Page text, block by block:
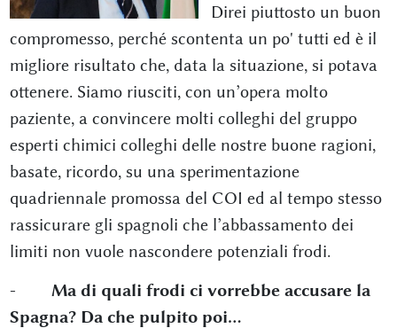
Direi piuttosto un buon
compromesso, perché scontenta un po' tutti ed è il
migliore risultato che, data la situazione, si potava
ottenere. Siamo riusciti, con un’opera molto
paziente, a convincere molti colleghi del gruppo
esperti chimici colleghi delle nostre buone ragioni,
basate, ricordo, su una sperimentazione
quadriennale promossa del COI ed al tempo stesso
rassicurare gli spagnoli che l’abbassamento dei
limiti non vuole nascondere potenziali frodi.
- Ma di quali frodi ci vorrebbe accusare la
Spagna? Da che pulpito poi…